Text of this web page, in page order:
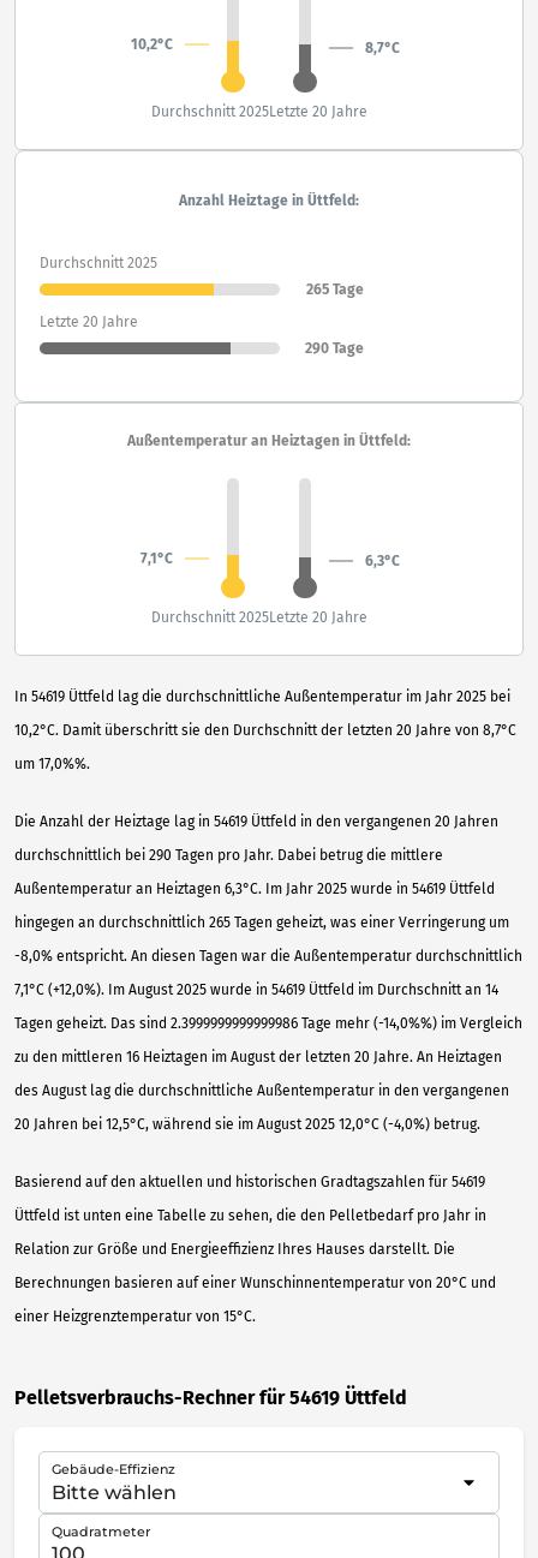
In 54619 Üttfeld lag die durchschnittliche Außentemperatur im Jahr 2025 bei
10,2°C. Damit überschritt sie den Durchschnitt der letzten 20 Jahre von 8,7°C
um 17,0%%.
Die Anzahl der Heiztage lag in 54619 Üttfeld in den vergangenen 20 Jahren
durchschnittlich bei 290 Tagen pro Jahr. Dabei betrug die mittlere
Außentemperatur an Heiztagen 6,3°C. Im Jahr 2025 wurde in 54619 Üttfeld
hingegen an durchschnittlich 265 Tagen geheizt, was einer Verringerung um
-8,0% entspricht. An diesen Tagen war die Außentemperatur durchschnittlich
7,1°C (+12,0%). Im August 2025 wurde in 54619 Üttfeld im Durchschnitt an 14
Tagen geheizt. Das sind 2.3999999999999986 Tage mehr (-14,0%%) im Vergleich
zu den mittleren 16 Heiztagen im August der letzten 20 Jahre. An Heiztagen
des August lag die durchschnittliche Außentemperatur in den vergangenen
20 Jahren bei 12,5°C, während sie im August 2025 12,0°C (-4,0%) betrug.
Basierend auf den aktuellen und historischen Gradtagszahlen für 54619
Üttfeld ist unten eine Tabelle zu sehen, die den Pelletbedarf pro Jahr in
Relation zur Größe und Energieeffizienz Ihres Hauses darstellt. Die
Berechnungen basieren auf einer Wunschinnentemperatur von 20°C und
einer Heizgrenztemperatur von 15°C.
10,2°C 8,7°C
Durchschnitt 2025Letzte 20 Jahre
Anzahl Heiztage in Üttfeld:
Durchschnitt 2025
265 Tage
Letzte 20 Jahre
290 Tage
Außentemperatur an Heiztagen in Üttfeld:
7,1°C 6,3°C
Durchschnitt 2025Letzte 20 Jahre
Pelletsverbrauchs-Rechner für 54619 Üttfeld
Gebäude-Effizienz
Quadratmeter